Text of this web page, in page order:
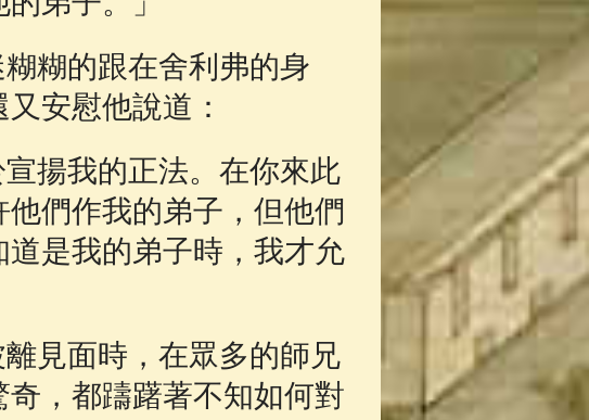
糊的跟在舍利弗的身
安慰他說道：
揚我的正法。在你來此
們作我的弟子，但他們
是我的弟子時，我才允
見面時，在眾多的師兄
，都躊躇著不知如何對